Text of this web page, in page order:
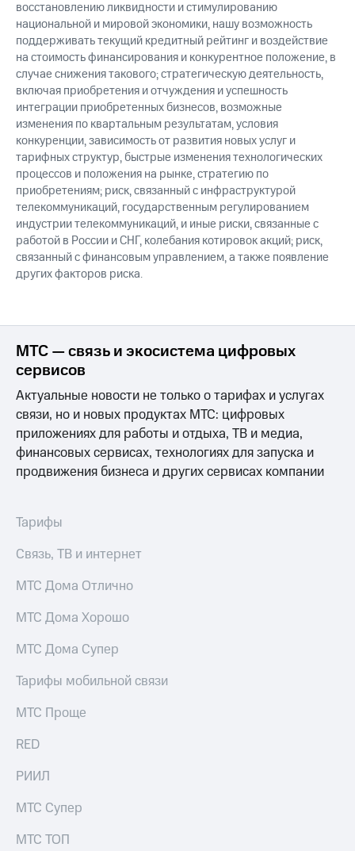
восстановлению ликвидности и стимулированию
национальной и мировой экономики, нашу возможность
поддерживать текущий кредитный рейтинг и воздействие
на стоимость финансирования и конкурентное положение, в
случае снижения такового; стратегическую деятельность,
включая приобретения и отчуждения и успешность
интеграции приобретенных бизнесов, возможные
изменения по квартальным результатам, условия
конкуренции, зависимость от развития новых услуг и
тарифных структур, быстрые изменения технологических
процессов и положения на рынке, стратегию по
приобретениям; риск, связанный с инфраструктурой
телекоммуникаций, государственным регулированием
индустрии телекоммуникаций, и иные риски, связанные с
работой в России и СНГ, колебания котировок акций; риск,
связанный с финансовым управлением, а также появление
других факторов риска.
МТС — связь и экосистема цифровых
сервисов
Актуальные новости не только о тарифах и услугах
связи, но и новых продуктах МТС: цифровых
приложениях для работы и отдыха, ТВ и медиа,
финансовых сервисах, технологиях для запуска и
продвижения бизнеса и других сервисах компании
Тарифы
Связь, ТВ и интернет
МТС Дома Отлично
МТС Дома Хорошо
МТС Дома Супер
Тарифы мобильной связи
МТС Проще
RED
РИИЛ
МТС Супер
МТС ТОП